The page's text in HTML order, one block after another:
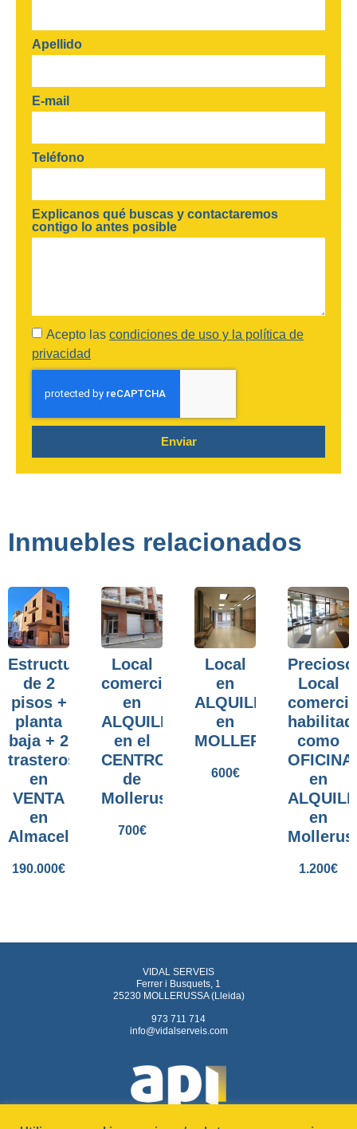
Apellido
E-mail
Teléfono
Explicanos qué buscas y contactaremos
contigo lo antes posible
Acepto las condiciones de uso y la política de
privacidad
Enviar
Inmuebles relacionados
Estructura
de 2
pisos +
planta
baja + 2
trasteros
en
VENTA
en
Almacelles.
190.000€
Local
comercial
en
ALQUILER
en el
CENTRO
de
Mollerussa.
700€
Local
en
ALQUILER
en
MOLLERUSSA.
600€
Precioso
Local
como
OFICINA,
en
en
1.200€
VIDAL SERVEIS
Ferrer i Busquets, 1
25230 MOLLERUSSA (Lleida)
973 711 714
info@vidalserveis.com